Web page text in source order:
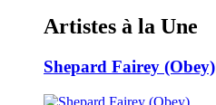
Artistes à la Une
Shepard Fairey (Obey)